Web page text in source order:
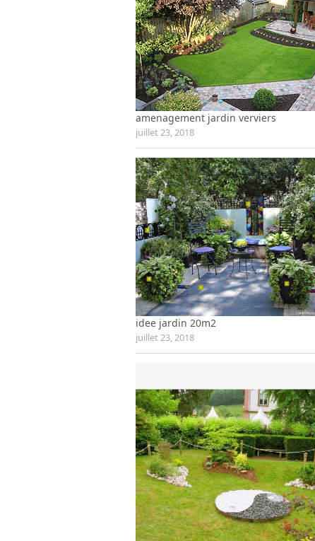
amenagement jardin verviers
juillet 23, 2018
idee jardin 20m2
juillet 23, 2018